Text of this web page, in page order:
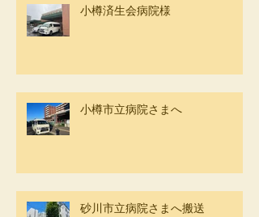
小樽済生会病院様
小樽市立病院さまへ
砂川市立病院さまへ搬送